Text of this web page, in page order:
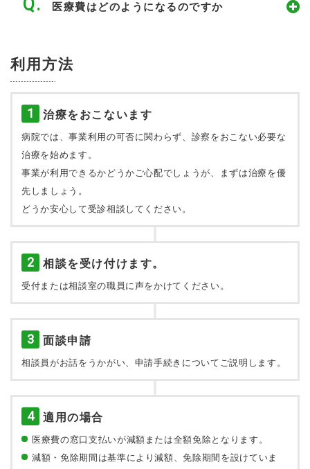
医療費はどのようになるのですか
利用方法
1 治療をおこないます
病院では、事業利用の可否に関わらず、診察をおこない必要な
治療を始めます。
事業が利用できるかどうかご心配でしょうが、まずは治療を優
先しましょう。
どうか安心して受診相談してください。
2 相談を受け付けます。
受付または相談室の職員に声をかけてください。
3 面談申請
相談員がお話をうかがい、申請手続きについてご説明します。
4 適用の場合
医療費の窓口支払いが減額または全額免除となります。
減額・免除期間は基準により減額、免除期間を設けていま